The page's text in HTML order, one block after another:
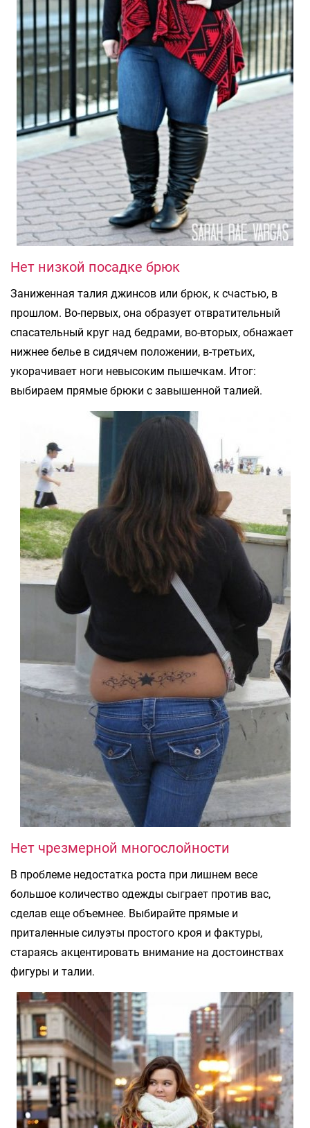
Нет низкой посадке брюк
Заниженная талия джинсов или брюк, к счастью, в
прошлом. Во-первых, она образует отвратительный
спасательный круг над бедрами, во-вторых, обнажает
нижнее белье в сидячем положении, в-третьих,
укорачивает ноги невысоким пышечкам. Итог:
выбираем прямые брюки с завышенной талией.
Нет чрезмерной многослойности
В проблеме недостатка роста при лишнем весе
большое количество одежды сыграет против вас,
сделав еще объемнее. Выбирайте прямые и
приталенные силуэты простого кроя и фактуры,
стараясь акцентировать внимание на достоинствах
фигуры и талии.